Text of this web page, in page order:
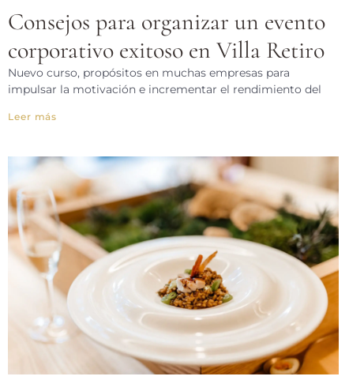
Consejos para organizar un evento
corporativo exitoso en Villa Retiro
Nuevo curso, propósitos en muchas empresas para
impulsar la motivación e incrementar el rendimiento del
Leer más